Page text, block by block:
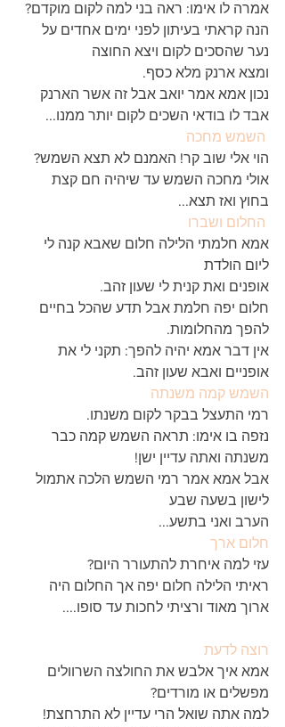
אמרה לו אימו: ראה בני למה לקום מוקדם?
הנה קראתי בעיתון לפני ימים אחדים על
נער שהסכים לקום ויצא החוצה
ומצא ארנק מלא כסף.
נכון אמא אמר יואב אבל זה אשר הארנק
אבד לו בודאי השכים לקום יותר ממנו...
השמש מחכה
הוי אלי שוב קר! האמנם לא תצא השמש?
אולי מחכה השמש עד שיהיה חם קצת
בחוץ ואז תצא...
החלום ושברו
אמא חלמתי הלילה חלום שאבא קנה לי
ליום הולדת
אופנים ואת קנית לי שעון זהב.
חלום יפה חלמת אבל תדע שהכל בחיים
להפך מהחלומות.
אין דבר אמא יהיה להפך: תקני לי את
אופניים ואבא שעון זהב.
השמש קמה משנתה
רמי התעצל בבקר לקום משנתו.
נזפה בו אימו: תראה השמש קמה כבר
משנתה ואתה עדיין ישן!
אבל אמא אמר רמי השמש הלכה אתמול
לישון בשעה שבע
הערב ואני בתשע...
חלום ארך
עזי למה איחרת להתעורר היום?
ראיתי הלילה חלום יפה אך החלום היה
ארוך מאוד ורציתי לחכות עד סופו....
רוצה לדעת
אמא איך אלבש את החולצה השרוולים
מפשלים או מורדים?
למה אתה שואל הרי עדיין לא התרחצת!